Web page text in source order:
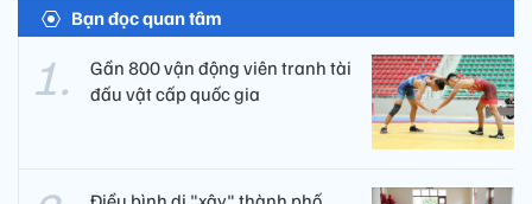
Bạn đọc quan tâm
Gần 800 vận động viên tranh tài
đấu vật cấp quốc gia